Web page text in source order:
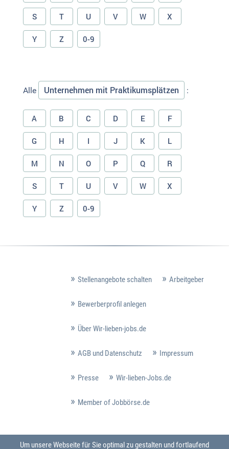
S T U V W X
Y Z 0-9
Alle Unternehmen mit Praktikumsplätzen :
A B C D E F
G H I J K L
M N O P Q R
S T U V W X
Y Z 0-9
Stellenangebote schalten Arbeitgeber
Bewerberprofil anlegen
Über Wir-lieben-jobs.de
AGB und Datenschutz Impressum
Presse Wir-lieben-Jobs.de
Member of Jobbörse.de
Um unsere Webseite für Sie optimal zu gestalten und fortlaufend